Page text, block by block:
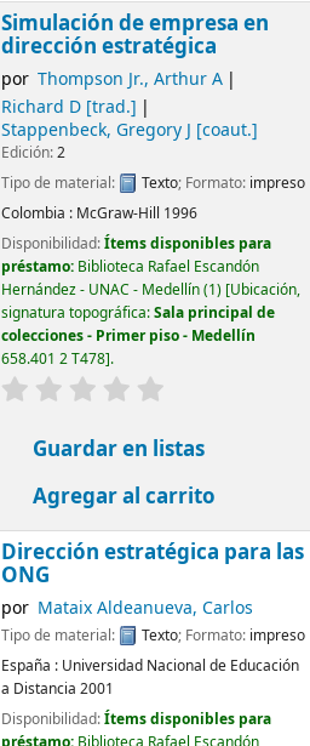
Simulación de empresa en
dirección estratégica
por Thompson Jr., Arthur A
Richard D[trad.]
Stappenbeck, Gregory J [coaut.]
Edición:2
Tipo de material:
Texto; Formato: impreso
Colombia : McGraw-Hill 1996
Disponibilidad:Ítems disponibles para
préstamo: Biblioteca Rafael Escandón
Hernández - UNAC - Medellín(1) Ubicación,
signatura topográfica:Sala principal de
colecciones - Primer piso - Medellín
658.401 2 T478 .
valoración
Guardar en listas
Agregar al carrito
Dirección estratégica para las
ONG
por Mataix Aldeanueva, Carlos
Tipo de material: Texto; Formato: impreso
España : Universidad Nacional de Educación
a Distancia 2001
Disponibilidad:Ítems disponibles para